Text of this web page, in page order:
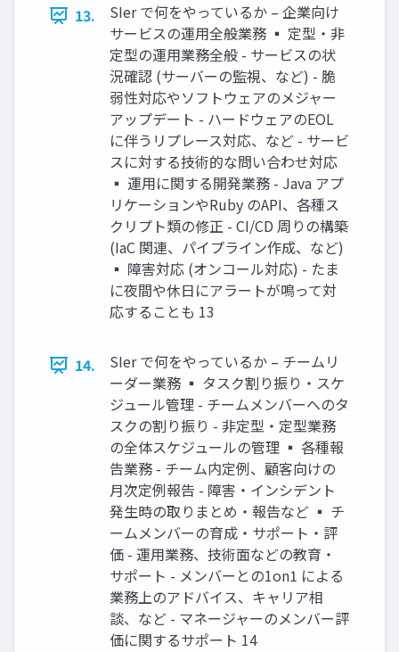
13.
SIer で何をやっているか – 企業向け
サービスの運用全般業務 ▪ 定型・非
定型の運用業務全般 - サービスの状
況確認 (サーバーの監視、など) - 脆
弱性対応やソフトウェアのメジャー
アップデート - ハードウェアのEOL
に伴うリプレース対応、など - サービ
スに対する技術的な問い合わせ対応
▪ 運用に関する開発業務 - Java アプ
リケーションやRuby のAPI、各種ス
クリプト類の修正 - CI/CD 周りの構築
(IaC 関連、パイプライン作成、など)
▪ 障害対応 (オンコール対応) - たま
に夜間や休日にアラートが鳴って対
応することも 13
14.
SIer で何をやっているか – チームリ
ーダー業務 ▪ タスク割り振り・スケ
ジュール管理 - チームメンバーへのタ
スクの割り振り - 非定型・定型業務
の全体スケジュールの管理 ▪ 各種報
告業務 - チーム内定例、顧客向けの
月次定例報告 - 障害・インシデント
発生時の取りまとめ・報告など ▪ チ
ームメンバーの育成・サポート・評
価 - 運用業務、技術面などの教育・
サポート - メンバーとの1on1 による
業務上のアドバイス、キャリア相
談、など - マネージャーのメンバー評
価に関するサポート 14